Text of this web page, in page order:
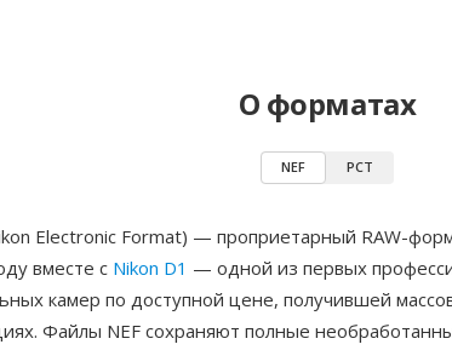
О форматах
NEF PCT
Electronic Format) — проприетарный RAW-
вместе с Nikon D1 — одной из первых
камер по доступной цене, получившей
Файлы NEF сохраняют полные